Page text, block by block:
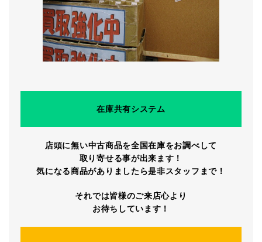
在庫共有システム
店頭に無い中古商品を全国在庫をお調べして
取り寄せる事が出来ます！
気になる商品がありましたら是非スタッフまで！
それでは皆様のご来店心より
お待ちしています！